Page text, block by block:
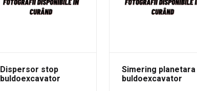
Dispersor stop
buldoexcavator
Simering planetara
buldoexcavator